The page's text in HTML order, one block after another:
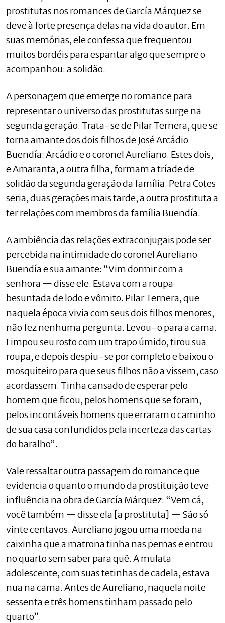
prostitutas nos romances de García Márquez se
deve à forte presença delas na vida do autor. Em
suas memórias, ele confessa que frequentou
muitos bordéis para espantar algo que sempre o
acompanhou: a solidão.
A personagem que emerge no romance para
representar o universo das prostitutas surge na
segunda geração. Trata-se de Pilar Ternera, que se
torna amante dos dois filhos de José Arcádio
Buendía: Arcádio e o coronel Aureliano. Estes dois,
e Amaranta, a outra filha, formam a tríade de
solidão da segunda geração da família. Petra Cotes
seria, duas gerações mais tarde, a outra prostituta a
ter relações com membros da família Buendía.
A ambiência das relações extraconjugais pode ser
percebida na intimidade do coronel Aureliano
Buendía e sua amante: “Vim dormir com a
senhora — disse ele. Estava com a roupa
besuntada de lodo e vômito. Pilar Ternera, que
naquela época vivia com seus dois filhos menores,
não fez nenhuma pergunta. Levou-o para a cama.
Limpou seu rosto com um trapo úmido, tirou sua
roupa, e depois despiu-se por completo e baixou o
mosquiteiro para que seus filhos não a vissem, caso
acordassem. Tinha cansado de esperar pelo
homem que ficou, pelos homens que se foram,
pelos incontáveis homens que erraram o caminho
de sua casa confundidos pela incerteza das cartas
do baralho”.
Vale ressaltar outra passagem do romance que
evidencia o quanto o mundo da prostituição teve
influência na obra de García Márquez: “Vem cá,
você também — disse ela [a prostituta] — São só
vinte centavos. Aureliano jogou uma moeda na
caixinha que a matrona tinha nas pernas e entrou
no quarto sem saber para quê. A mulata
adolescente, com suas tetinhas de cadela, estava
nua na cama. Antes de Aureliano, naquela noite
sessenta e três homens tinham passado pelo
quarto”.